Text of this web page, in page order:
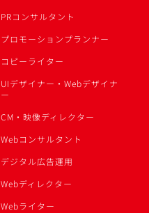
PRコンサルタント
プロモーションプランナー
コピーライター
UIデザイナー・Webデザイナ
ー
CM・映像ディレクター
Webコンサルタント
デジタル広告運用
Webディレクター
Webライター